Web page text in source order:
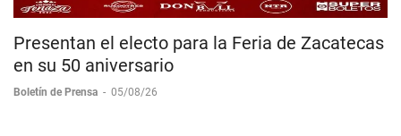
Presentan el electo para la Feria de Zacatecas
en su 50 aniversario
Boletín de Prensa - 05/08/26